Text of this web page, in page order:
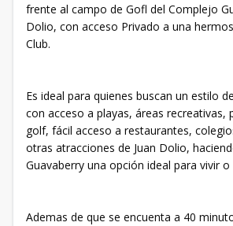
frente al campo de Gofl del Complejo
Dolio, con acceso Privado a una
Club.
Es ideal para quienes buscan un estilo
con acceso a playas, áreas recreativas,
golf, fácil acceso a restaurantes,
otras atracciones de Juan Dolio,
Guavaberry una opción ideal para vivir o
Ademas de que se encuenta a 40